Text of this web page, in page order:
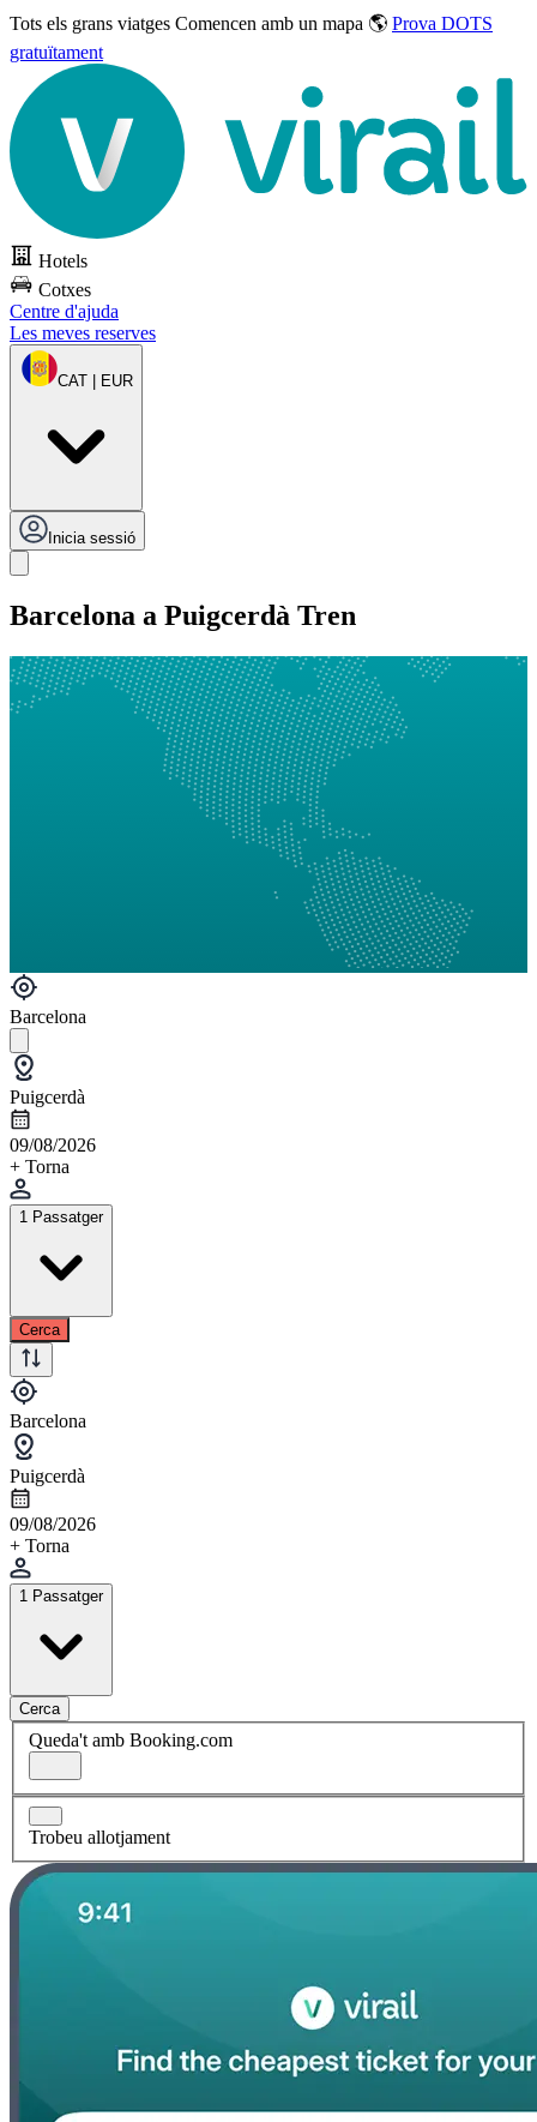
Tots els grans viatges Comencen amb un mapa 🌎 Prova DOTS
gratuïtament
Hotels
Cotxes
Centre d'ajuda
Les meves reserves
CAT | EUR
Inicia sessió
Barcelona a Puigcerdà Tren
Barcelona
Puigcerdà
09/08/2026
+ Torna
1 Passatger
Cerca
Barcelona
Puigcerdà
09/08/2026
+ Torna
1 Passatger
Cerca
Queda't amb Booking.com
Trobeu allotjament